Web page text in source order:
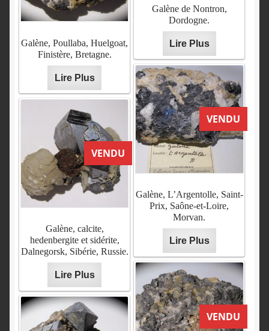
Galène de Nontron,
Dordogne.
Lire Plus
Galène, Poullaba, Huelgoat,
Finistère, Bretagne.
Lire Plus
VENDU
Galène, L’Argentolle, Saint-
Prix, Saône-et-Loire,
Morvan.
Lire Plus
VENDU
Galène, calcite,
hedenbergite et sidérite,
Dalnegorsk, Sibérie, Russie.
Lire Plus
VENDU